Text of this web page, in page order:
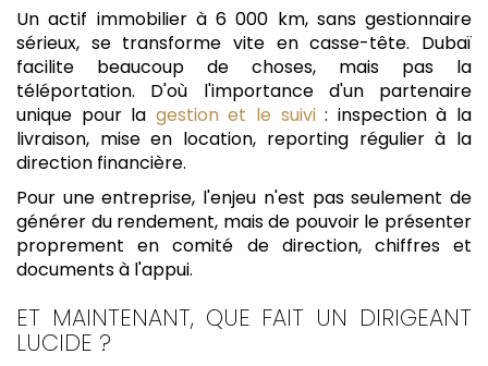
Un actif immobilier à 6 000 km, sans gestionnaire
sérieux, se transforme vite en casse-tête. Dubaï
facilite beaucoup de choses, mais pas la
téléportation. D'où l'importance d'un partenaire
unique pour la gestion et le suivi: inspection à la
livraison, mise en location, reporting régulier à la
direction financière.
Pour une entreprise, l'enjeu n'est pas seulement de
générer du rendement, mais de pouvoir le présenter
proprement en comité de direction, chiffres et
documents à l'appui.
ET MAINTENANT, QUE FAIT UN DIRIGEANT
LUCIDE ?